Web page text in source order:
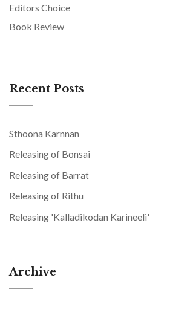
Editors Choice
Book Review
Recent Posts
Sthoona Karnnan
Releasing of Bonsai
Releasing of Barrat
Releasing of Rithu
Releasing 'Kalladikodan Karineeli'
Archive